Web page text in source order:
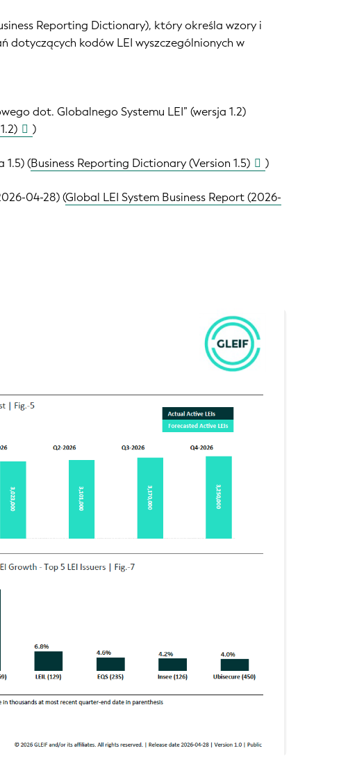
Reporting Dictionary), który określa wzory i
kodów LEI wyszczególnionych w
dot. Globalnego Systemu LEI” (wersja 1.2)
)
1.5) (Business Reporting Dictionary (Version 1.5) )
04-28) (Global LEI System Business Report (2026-